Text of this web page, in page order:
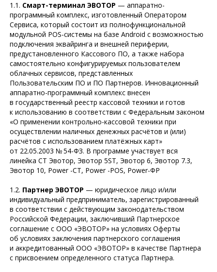
1.1. Смарт-терминал ЭВОТОР — аппаратно-
программный комплекс, изготовленный Оператором
Сервиса, который состоит из полнофункциональной
модульной POS-системы на базе Android с возможностью
подключения эквайринга и внешней периферии,
предустановленного Кассового ПО, а также набора
самостоятельно конфигурируемых пользователем
облачных сервисов, представленных
Пользовательским ПО и ПО Партнеров. Инновационный
аппаратно-программный комплекс внесен
в государственный реестр кассовой техники и готов
к использованию в соответствии с Федеральным законом
«О применении контрольно-кассовой техники при
осуществлении наличных денежных расчётов и (или)
расчётов с использованием платёжных карт»
от 22.05.2003 № 54-ФЗ. В программе участвует вся
линейка СТ Эвотор, Эвотор 5ST, Эвотор 6, Эвотор 7.3,
Эвотор 10, Power -CT, Power -POS, Power-ФР
1.2. Партнер ЭВОТОР — юридическое лицо и/или
индивидуальный предприниматель, зарегистрированный
в соответствии с действующим законодательством
Российской Федерации, заключивший Партнерское
соглашение с ООО «ЭВОТОР» на условиях Оферты
об условиях заключения партнерского соглашения
и аккредитованный ООО «ЭВОТОР» в качестве Партнера
с присвоением определенного статуса Партнера.